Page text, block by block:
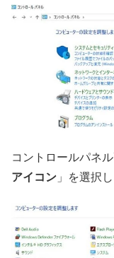
コントロールパネ
アイコン 」を選択し